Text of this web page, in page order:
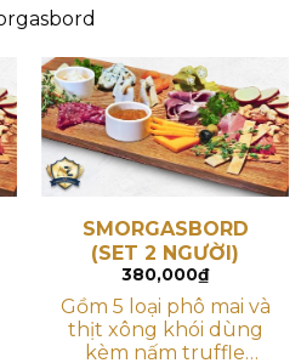
SMORGASBORD
(SET 2 NGƯỜI)
380,000₫
Gồm 5 loại phô mai và
thịt xông khói dùng
kèm nấm truffle